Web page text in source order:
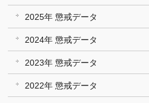
2025年 懲戒データ
2024年 懲戒データ
2023年 懲戒データ
2022年 懲戒データ